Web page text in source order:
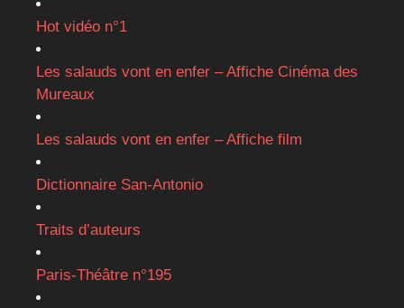
Hot vidéo n°1
Les salauds vont en enfer – Affiche Cinéma des
Mureaux
Les salauds vont en enfer – Affiche film
Dictionnaire San-Antonio
Traits d’auteurs
Paris-Théâtre n°195